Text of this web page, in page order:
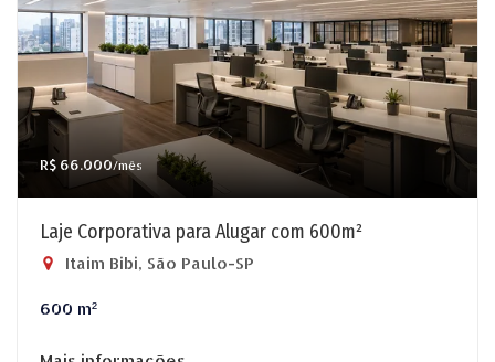
R$ 66.000/mês
Laje Corporativa para Alugar com 600m²
Itaim Bibi, São Paulo-SP
600 m²